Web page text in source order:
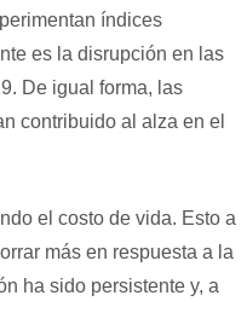
índices
es la disrupción en las
De igual forma, las
contribuido al alza en el
el costo de vida. Esto a
más en respuesta a la
ha sido persistente y, a